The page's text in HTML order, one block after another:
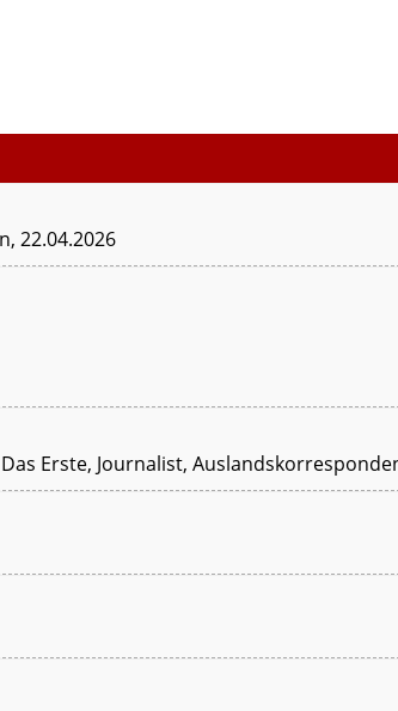
22.04.2026
Erste, Journalist,